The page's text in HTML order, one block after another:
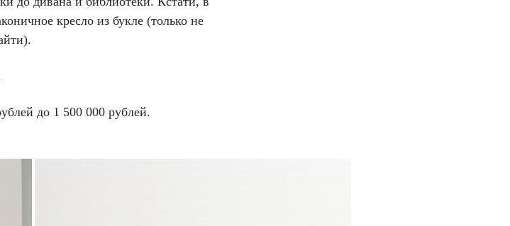
кресло из букле (только не
до 1 500 000 рублей.